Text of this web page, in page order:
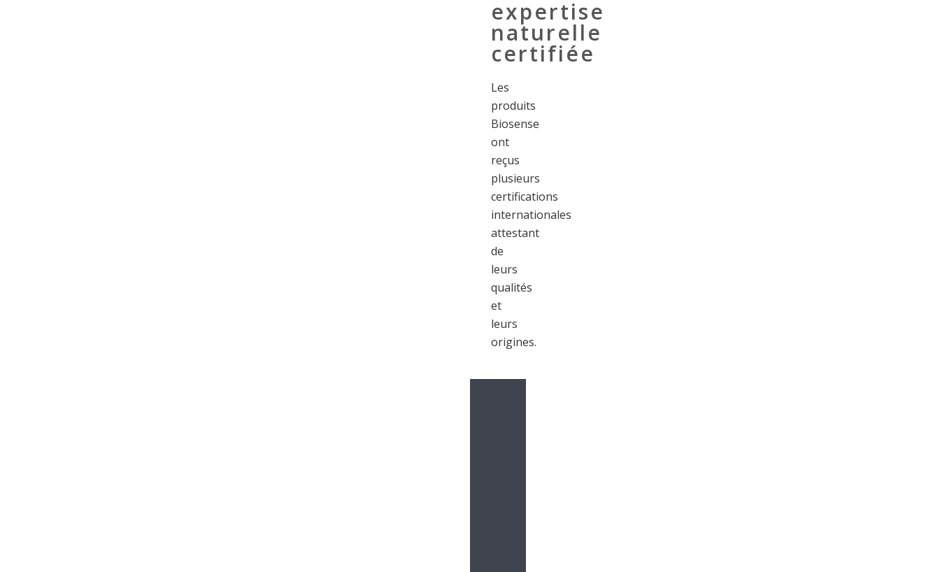
expertise
naturelle
certifiée
Les
produits
Biosense
ont
reçus
plusieurs
certifications
internationales
attestant
de
leurs
qualités
et
leurs
origines.